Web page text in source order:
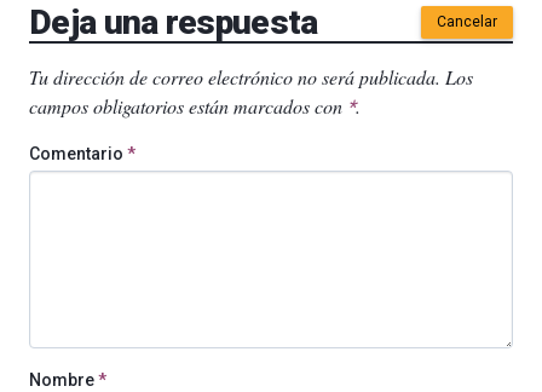
Deja una respuesta Cancelar
Tu dirección de correo electrónico no será publicada. Los
campos obligatorios están marcados con *.
Comentario *
Nombre*